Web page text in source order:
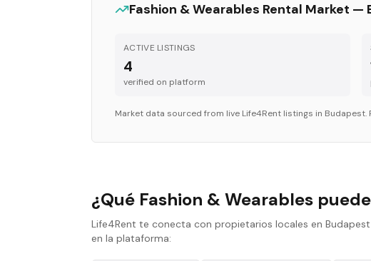
Fashion & Wearables Rental Market —
ACTIVE LISTINGS
4
verified on platform
Market data sourced from live Life4Rent listings in Budapest.
¿Qué Fashion & Wearables
Life4Rent te conecta con propietarios locales en
en la plataforma: